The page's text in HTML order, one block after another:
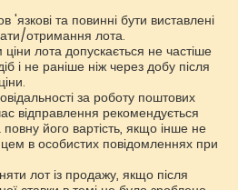
'язкові та повинні бути виставлені
отримання лота.
лота допускається не частіше
і не раніше ніж через добу після
за роботу поштових
відправлення рекомендується
його вартість, якщо інше не
в особистих повідомленнях при
лот із продажу, якщо після